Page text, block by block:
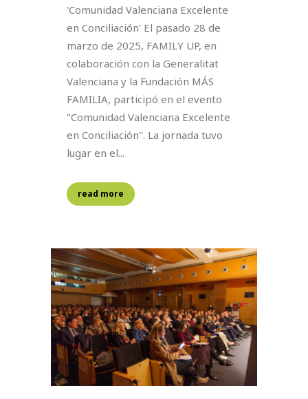
'Comunidad Valenciana Excelente
en Conciliación' El pasado 28 de
marzo de 2025, FAMILY UP, en
colaboración con la Generalitat
Valenciana y la Fundación MÁS
FAMILIA, participó en el evento
"Comunidad Valenciana Excelente
en Conciliación". La jornada tuvo
lugar en el...
read more